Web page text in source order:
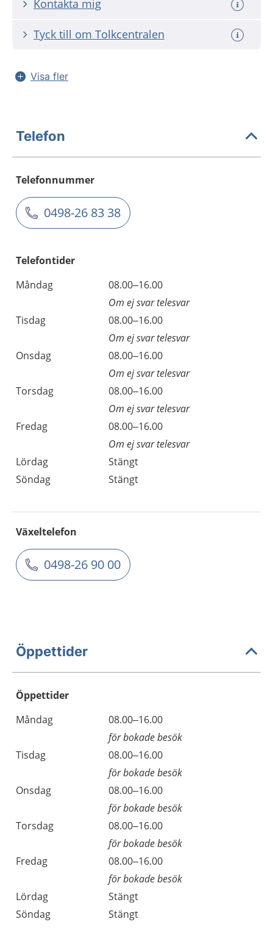
Kontakta mig
Tyck till om Tolkcentralen
Visa fler
Telefon
Telefonnummer
0498-26 83 38
Telefontider
Måndag
08.00–16.00
Om ej svar telesvar
Tisdag
08.00–16.00
Om ej svar telesvar
Onsdag
08.00–16.00
Om ej svar telesvar
Torsdag
08.00–16.00
Om ej svar telesvar
Fredag
08.00–16.00
Om ej svar telesvar
Lördag
Stängt
Söndag
Stängt
Växeltelefon
0498-26 90 00
Öppettider
Öppettider
Dag
Öppettider
Kommentarer
Måndag
08.00–16.00
för bokade besök
Tisdag
08.00–16.00
för bokade besök
Onsdag
08.00–16.00
för bokade besök
Torsdag
08.00–16.00
för bokade besök
Fredag
08.00–16.00
för bokade besök
Lördag
Stängt
Söndag
Stängt